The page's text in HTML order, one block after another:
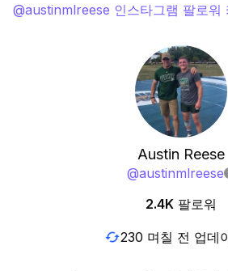
@austinmlreese 인스타그램 팔로워
Austin Reese
@austinmlreese
2.4K 팔로워
230 며칠 전 업데